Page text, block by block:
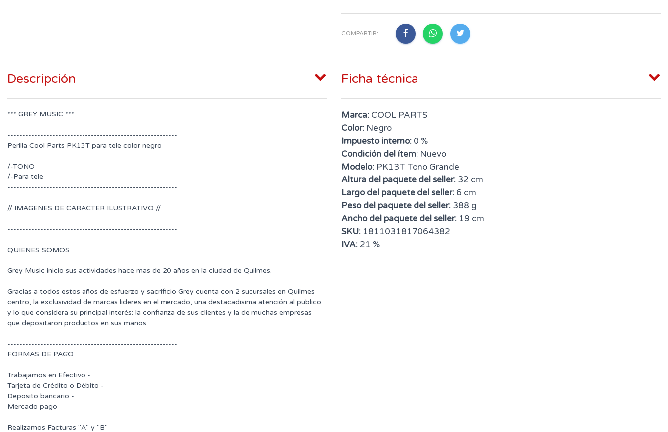
COMPARTIR:
Descripción
*** GREY MUSIC ***
---------------------------------------------------------
Perilla Cool Parts PK13T para tele color negro
/-TONO
/-Para tele
---------------------------------------------------------
// IMAGENES DE CARACTER ILUSTRATIVO //
---------------------------------------------------------
QUIENES SOMOS
Grey Music inicio sus actividades hace mas de 20 años en la ciudad de Quilmes.
Gracias a todos estos años de esfuerzo y sacrificio Grey cuenta con 2 sucursales en Quilmes
centro, la exclusividad de marcas lideres en el mercado, una destacadisima atención al publico
y lo que considera su principal interés: la confianza de sus clientes y la de muchas empresas
que depositaron productos en sus manos.
---------------------------------------------------------
FORMAS DE PAGO
Trabajamos en Efectivo -
Tarjeta de Crédito o Débito -
Deposito bancario -
Mercado pago
Realizamos Facturas "A" y "B"
Ficha técnica
Marca: COOL PARTS
Color: Negro
Impuesto interno: 0 %
Condición del ítem: Nuevo
Modelo: PK13T Tono Grande
Altura del paquete del seller: 32 cm
Largo del paquete del seller: 6 cm
Peso del paquete del seller: 388 g
Ancho del paquete del seller: 19 cm
SKU: 1811031817064382
IVA: 21 %